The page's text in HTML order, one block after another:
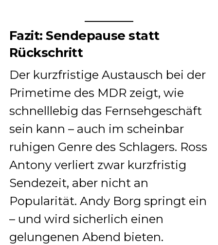
Fazit: Sendepause statt
Rückschritt
Der kurzfristige Austausch bei der
Primetime des MDR zeigt, wie
schnelllebig das Fernsehgeschäft
sein kann – auch im scheinbar
ruhigen Genre des Schlagers. Ross
Antony verliert zwar kurzfristig
Sendezeit, aber nicht an
Popularität. Andy Borg springt ein
– und wird sicherlich einen
gelungenen Abend bieten.